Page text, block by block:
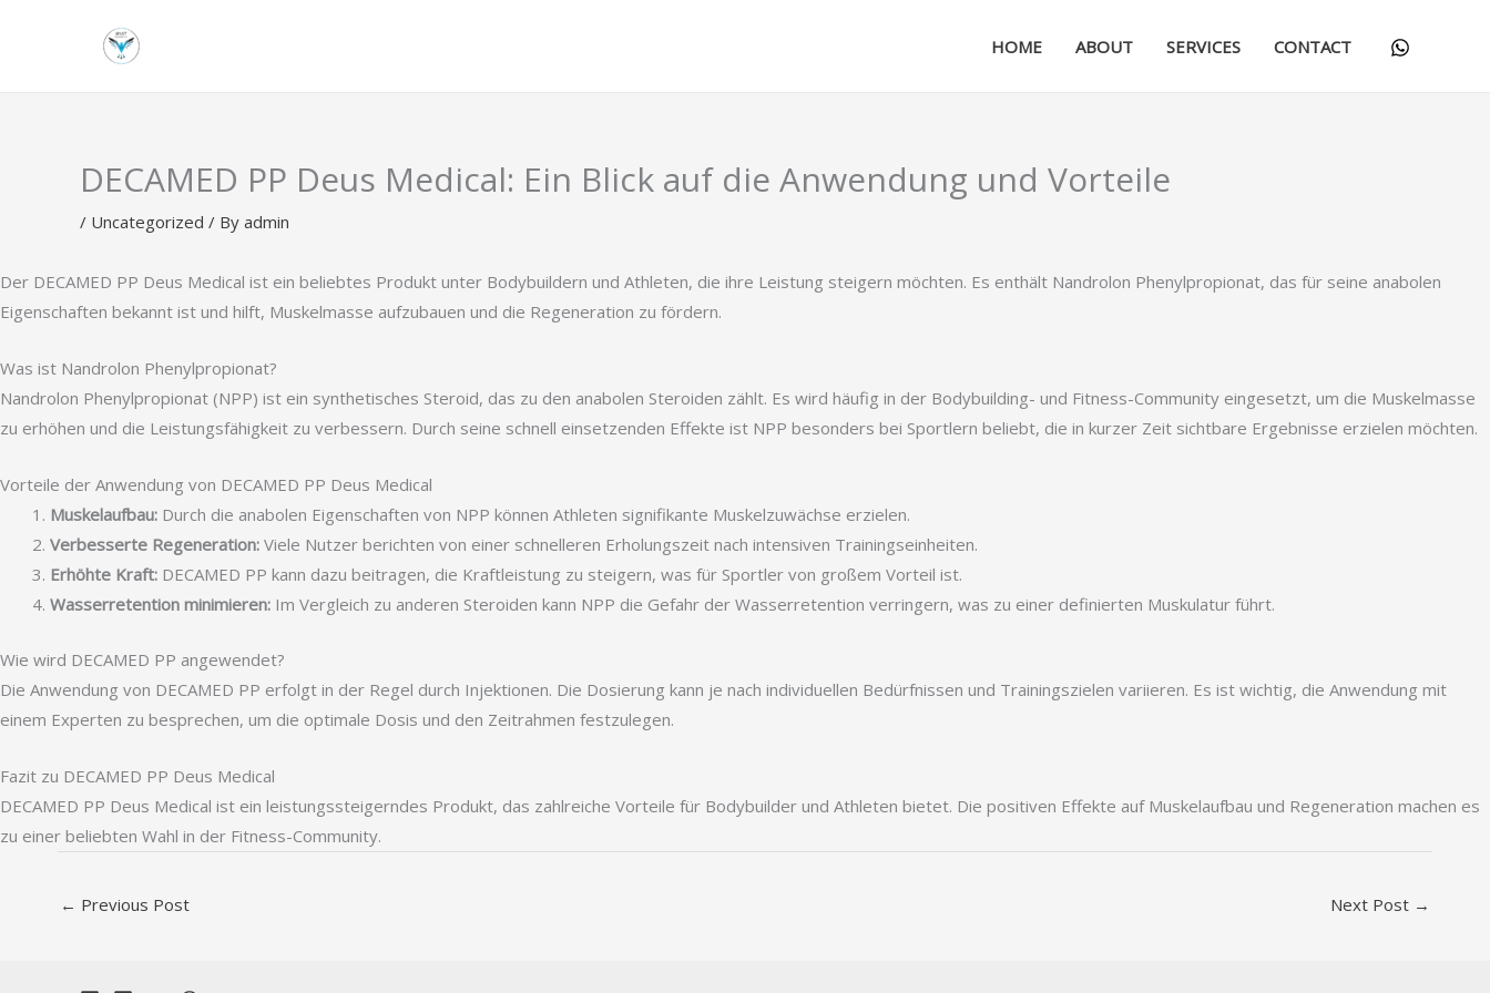
HOME ABOUT SERVICES CONTACT
DECAMED PP Deus Medical: Ein Blick auf die Anwendung und Vorteile
/ Uncategorized / By admin
Der DECAMED PP Deus Medical ist ein beliebtes Produkt unter Bodybuildern und Athleten, die ihre Leistung steigern möchten. Es enthält Nandrolon Phenylpropionat, das für seine anabolen
Eigenschaften bekannt ist und hilft, Muskelmasse aufzubauen und die Regeneration zu fördern.
Was ist Nandrolon Phenylpropionat?
Nandrolon Phenylpropionat (NPP) ist ein synthetisches Steroid, das zu den anabolen Steroiden zählt. Es wird häufig in der Bodybuilding- und Fitness-Community eingesetzt, um die Muskelmasse
zu erhöhen und die Leistungsfähigkeit zu verbessern. Durch seine schnell einsetzenden Effekte ist NPP besonders bei Sportlern beliebt, die in kurzer Zeit sichtbare Ergebnisse erzielen möchten.
Vorteile der Anwendung von DECAMED PP Deus Medical
Muskelaufbau: Durch die anabolen Eigenschaften von NPP können Athleten signifikante Muskelzuwächse erzielen.
Verbesserte Regeneration: Viele Nutzer berichten von einer schnelleren Erholungszeit nach intensiven Trainingseinheiten.
Erhöhte Kraft: DECAMED PP kann dazu beitragen, die Kraftleistung zu steigern, was für Sportler von großem Vorteil ist.
Wasserretention minimieren: Im Vergleich zu anderen Steroiden kann NPP die Gefahr der Wasserretention verringern, was zu einer definierten Muskulatur führt.
Wie wird DECAMED PP angewendet?
Die Anwendung von DECAMED PP erfolgt in der Regel durch Injektionen. Die Dosierung kann je nach individuellen Bedürfnissen und Trainingszielen variieren. Es ist wichtig, die Anwendung mit
einem Experten zu besprechen, um die optimale Dosis und den Zeitrahmen festzulegen.
Fazit zu DECAMED PP Deus Medical
DECAMED PP Deus Medical ist ein leistungssteigerndes Produkt, das zahlreiche Vorteile für Bodybuilder und Athleten bietet. Die positiven Effekte auf Muskelaufbau und Regeneration machen es
zu einer beliebten Wahl in der Fitness-Community.
← Previous Post Next Post →